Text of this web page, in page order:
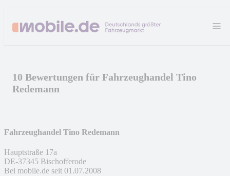
10 Bewertungen für Fahrzeughandel Tino
Redemann
Fahrzeughandel Tino Redemann
Hauptstraße 17a
DE-37345 Bischofferode
Bei mobile.de seit 01.07.2008